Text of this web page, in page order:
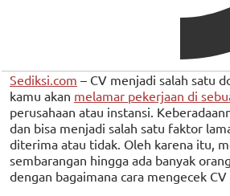
Sediksi.com – CV menjadi salah satu
kamu akan melamar pekerjaan di
perusahaan atau instansi.
dan bisa menjadi salah satu faktor
diterima atau tidak. Oleh karena itu,
sembarangan hingga ada banyak
dengan bagaimana cara mengecek CV